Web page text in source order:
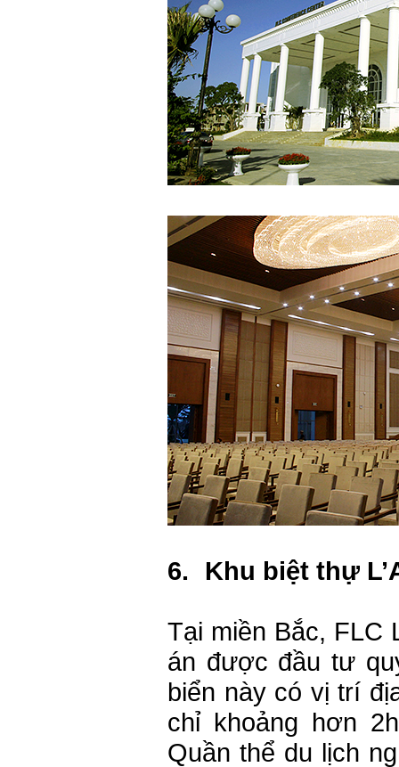
6. Khu biệt thự
Tại miền Bắc, FLC
án được đầu tư
biển này có vị trí
chỉ khoảng hơn
Quần thể du lịch